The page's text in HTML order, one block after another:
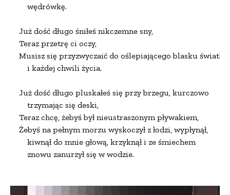
    wędrówkę.
Już dość długo śniłeś nikczemne sny,
Teraz przetrę ci oczy,
Musisz się przyzwyczaić do oślepiającego blasku światła
    i każdej chwili życia.
Już dość długo pluskałeś się przy brzegu, kurczowo
    trzymając się deski,
Teraz chcę, żebyś był nieustraszonym pływakiem,
Żebyś na pełnym morzu wyskoczył z łodzi, wypłynął,
    kiwnął do mnie głową, krzyknął i ze śmiechem
    znowu zanurzył się w wodzie.